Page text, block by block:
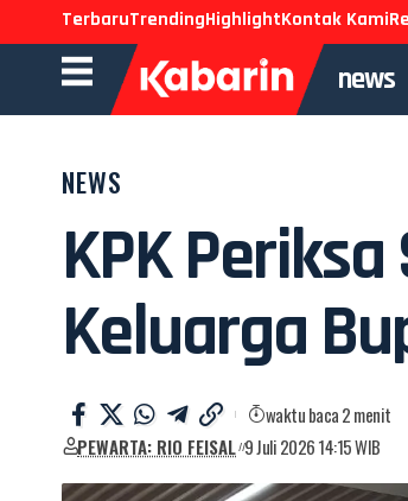
TerbaruTrendingHighlightKontak Kami
news
NEWS
KPK
Keluarga
PEWARTA: RIO FEISAL 9 Juli 2026 14:15 WIB
waktu baca 2 menit